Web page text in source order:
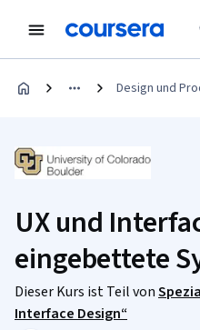
Design und
UX und
eingebettete
Dieser Kurs ist Teil von
Interface Design“